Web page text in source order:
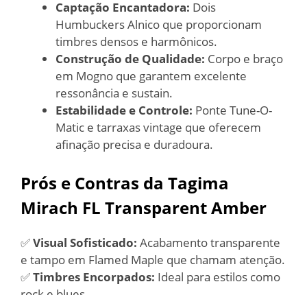
Captação Encantadora: Dois
Humbuckers Alnico que proporcionam
timbres densos e harmônicos.
Construção de Qualidade: Corpo e braço
em Mogno que garantem excelente
ressonância e sustain.
Estabilidade e Controle: Ponte Tune-O-
Matic e tarraxas vintage que oferecem
afinação precisa e duradoura.
Prós e Contras da Tagima
Mirach FL Transparent Amber
✅Visual Sofisticado: Acabamento transparente
e tampo em Flamed Maple que chamam atenção.
✅Timbres Encorpados: Ideal para estilos como